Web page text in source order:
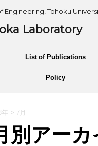
Engineering, Tohoku
Laboratory
List of Publications
Policy
年 > 7月
別アー